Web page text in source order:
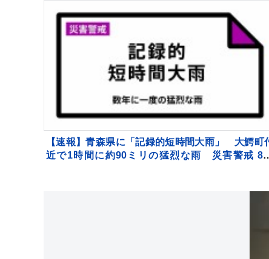
【速報】青森県に「記録的短時間大雨」 大鰐町
近で1時間に約90ミリの猛烈な雨 災害警戒 8日